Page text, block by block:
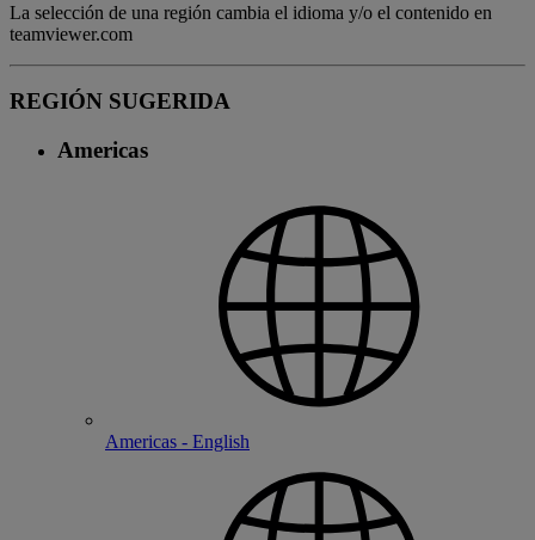
La selección de una región cambia el idioma y/o el contenido en
teamviewer.com
REGIÓN SUGERIDA
Americas
Americas - English